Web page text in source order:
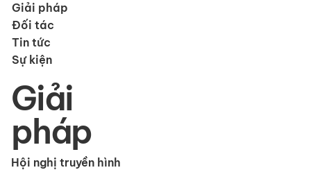
Giải pháp
Đối tác
Tin tức
Sự kiện
Giải
pháp
Hội nghị truyền hình